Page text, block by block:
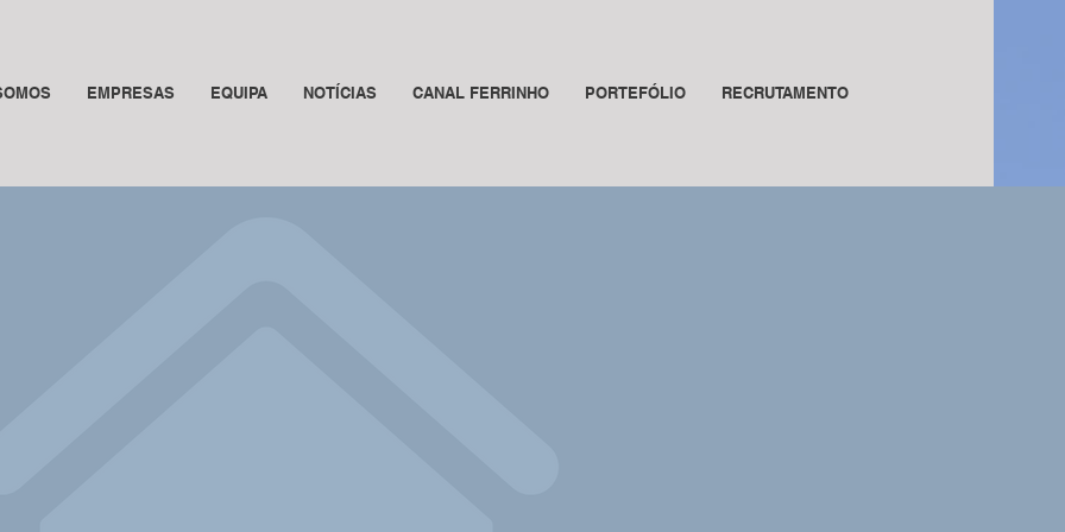
EMPRESAS EQUIPA NOTÍCIAS CANAL FERRINHO PORTEFÓLIO RECRUTAMENTO